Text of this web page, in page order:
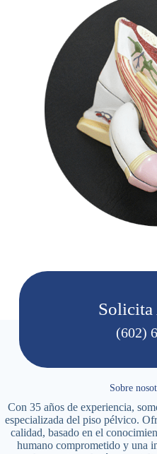
Solicita
(602)
Sobre
Con 35 años de experiencia,
especializada del piso pélvico.
calidad, basado en el
humano comprometido y una